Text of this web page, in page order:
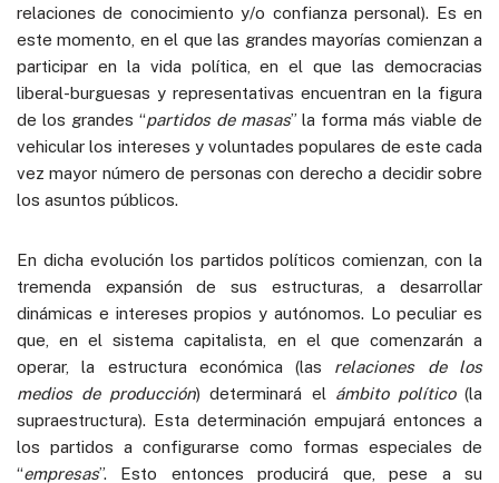
relaciones de conocimiento y/o confianza personal). Es en
este momento, en el que las grandes mayorías comienzan a
participar en la vida política, en el que las democracias
liberal-burguesas y representativas encuentran en la figura
de los grandes “partidos de masas” la forma más viable de
vehicular los intereses y voluntades populares de este cada
vez mayor número de personas con derecho a decidir sobre
los asuntos públicos.
En dicha evolución los partidos políticos comienzan, con la
tremenda expansión de sus estructuras, a desarrollar
dinámicas e intereses propios y autónomos. Lo peculiar es
que, en el sistema capitalista, en el que comenzarán a
operar, la estructura económica (las relaciones de los
medios de producción) determinará el ámbito político(la
supraestructura). Esta determinación empujará entonces a
los partidos a configurarse como formas especiales de
“empresas”. Esto entonces producirá que, pese a su